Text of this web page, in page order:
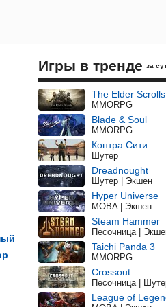
Игры в тренде за
The Elder
MMORPG
Blade & Soul
MMORPG
Контра Сити
Шутер
Dreadnought
Шутер | Экшен
Hyper Universe
MOBA | Экшен
Steam Hammer
Песочница |
Taichi Panda 3
MMORPG
Crossout
Песочница |
League of